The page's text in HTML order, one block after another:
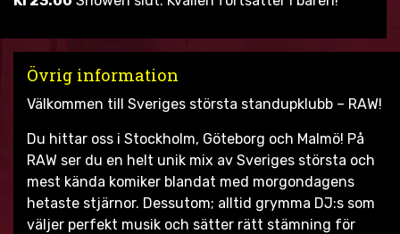
Övrig information
Välkommen till Sveriges största standupklubb – RAW!
Du hittar oss i Stockholm, Göteborg och Malmö! På
RAW ser du en helt unik mix av Sveriges största och
mest kända komiker blandat med morgondagens
hetaste stjärnor. Dessutom; alltid grymma DJ:s som
väljer perfekt musik och sätter rätt stämning för